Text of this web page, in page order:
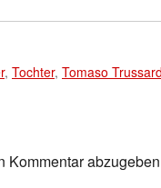
, Tochter, Tomaso
Kommentar